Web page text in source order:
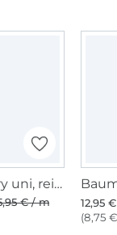
French Terry uni, reinweiss
€ / m
12,95
(8,75